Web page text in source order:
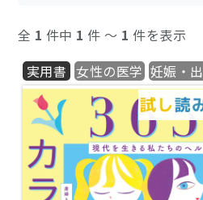
全 1 件中 1 件 〜 1 件を表示
実用書 女性の医学 妊娠・